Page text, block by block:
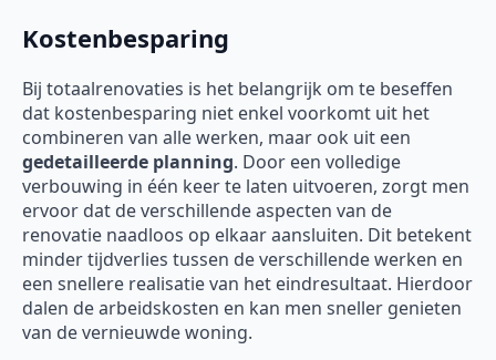
Kostenbesparing
Bij totaalrenovaties is het belangrijk om te beseffen
dat kostenbesparing niet enkel voorkomt uit het
combineren van alle werken, maar ook uit een
gedetailleerde planning. Door een volledige
verbouwing in één keer te laten uitvoeren, zorgt men
ervoor dat de verschillende aspecten van de
renovatie naadloos op elkaar aansluiten. Dit betekent
minder tijdverlies tussen de verschillende werken en
een snellere realisatie van het eindresultaat. Hierdoor
dalen de arbeidskosten en kan men sneller genieten
van de vernieuwde woning.